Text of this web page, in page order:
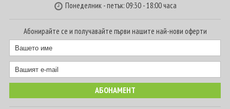
Понеделник - петък: 09:30 - 18:00 часа
Абонирайте се и получавайте първи нашите най-нови оферти